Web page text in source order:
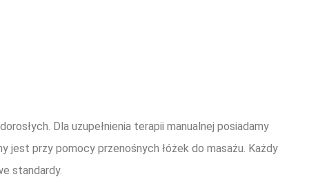
Dla uzupełnienia terapii manualnej posiadamy
przy pomocy przenośnych łóżek do masażu. Każdy
standardy.